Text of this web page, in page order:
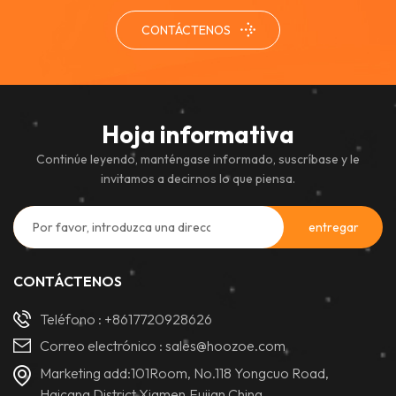
CONTÁCTENOS
Hoja informativa
Continúe leyendo, manténgase informado, suscríbase y le
invitamos a decirnos lo que piensa.
CONTÁCTENOS
Teléfono : +8617720928626
Correo electrónico :sales@hoozoe.com
Marketing add:101Room, No.118 Yongcuo Road,